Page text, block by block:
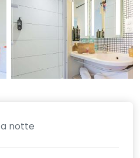
a notte